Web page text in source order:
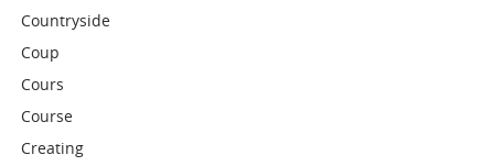
Countryside
Coup
Cours
Course
Creating